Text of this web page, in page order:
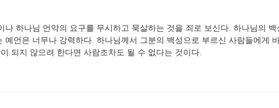
하나님 언약의 요구를 무시하고 묵살하는 것을 죄로 보신다. 하나님의 백
예언은 너무나 강력하다. 하나님께서 그분의 백성으로 부르신 사람들에게
되지 않으려 한다면 사람조차도 될 수 없다는 것이다.